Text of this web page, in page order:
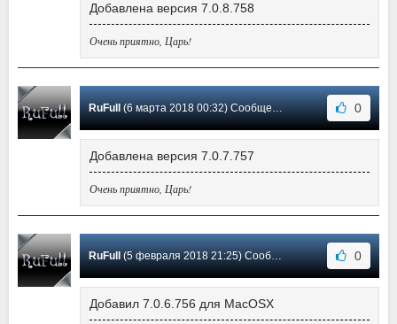
Добавлена версия 7.0.8.758
Очень приятно, Царь!
RuFull (6 марта 2018 00:32) Сообщение #9 0
Добавлена версия 7.0.7.757
Очень приятно, Царь!
RuFull (5 февраля 2018 21:25) Сообщение #8 0
Добавил 7.0.6.756 для MacOSX